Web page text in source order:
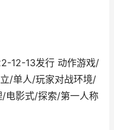
12-13发行 动作游戏/
/单人/玩家对战环境/
电影式/探索/第一人称